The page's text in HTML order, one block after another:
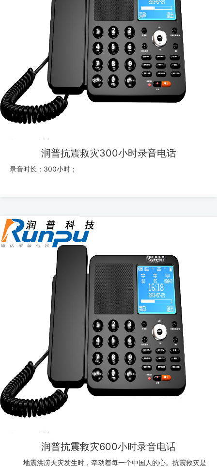
润普抗震救灾300小时录音电话
录音时长：300小时；
润普抗震救灾600小时录音电话
地震洪涝天灾发生时，牵动着每一个中国人的心。抗震救灾是